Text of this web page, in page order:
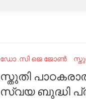
ഡോ .സി ജെ ജോൺ
സ്തുതി
സ്വയ ബുദ്ധി